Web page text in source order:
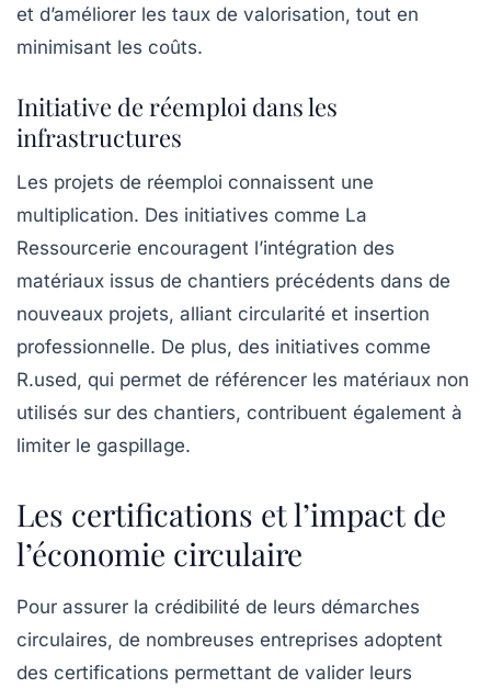
et d’améliorer les taux de valorisation, tout en
minimisant les coûts.
Initiative de réemploi dans les
infrastructures
Les projets de réemploi connaissent une
multiplication. Des initiatives comme La
Ressourcerie encouragent l’intégration des
matériaux issus de chantiers précédents dans de
nouveaux projets, alliant circularité et insertion
professionnelle. De plus, des initiatives comme
R.used, qui permet de référencer les matériaux non
utilisés sur des chantiers, contribuent également à
limiter le gaspillage.
Les certifications et l’impact de
l’économie circulaire
Pour assurer la crédibilité de leurs démarches
circulaires, de nombreuses entreprises adoptent
des certifications permettant de valider leurs